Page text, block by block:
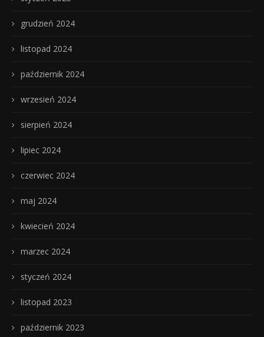
grudzień 2024
listopad 2024
październik 2024
wrzesień 2024
sierpień 2024
lipiec 2024
czerwiec 2024
maj 2024
kwiecień 2024
marzec 2024
styczeń 2024
listopad 2023
październik 2023